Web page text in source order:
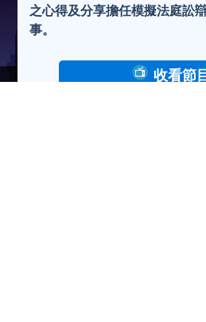
之心得及分享擔任模擬法庭訟
事。
收看節目